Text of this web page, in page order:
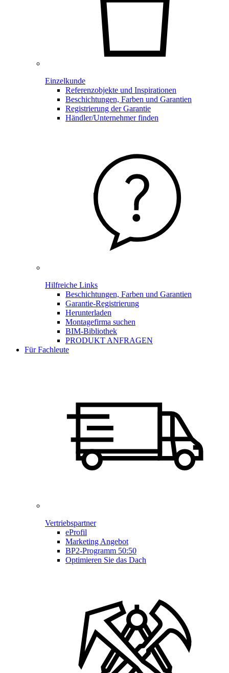
Einzelkunde
Referenzobjekte und Inspirationen
Beschichtungen, Farben und Garantien
Registrierung der Garantie
Händler/Unternehmer finden
Hilfreiche Links
Beschichtungen, Farben und Garantien
Garantie-Registrierung
Herunterladen
Montagefirma suchen
BIM-Bibliothek
PRODUKT ANFRAGEN
Für Fachleute
Vertriebspartner
eProfil
Marketing Angebot
BP2-Programm 50:50
Optimieren Sie das Dach